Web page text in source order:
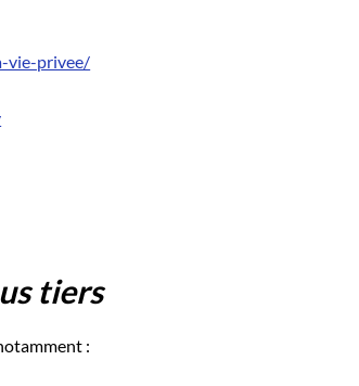
vie-privee/
tiers
: